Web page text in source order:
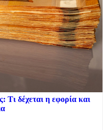
Τι δέχεται η εφορία και